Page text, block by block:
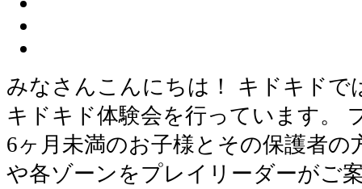
みなさんこんにちは！ キドキドで
キドキド体験会を行っています。
6ヶ月未満のお子様とその保護者の
や各ゾーンをプレイリーダーがご